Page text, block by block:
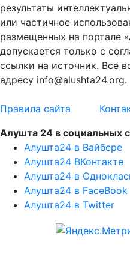
результаты
или частичное
размещенных на портале
допускается только с
ссылки на источник. Все
адресу info@alushta24.org.
Правила сайта
Алушта 24 в социальных
Алушта24 в Вайбере
Алушта24 ВКонтакте
Алушта24 в
Алушта24 в FaceBook
Алушта24 в Twitter